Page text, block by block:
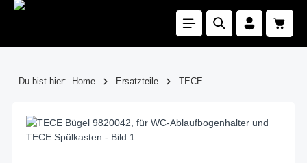
Du bist hier: Home Ersatzteile TECE